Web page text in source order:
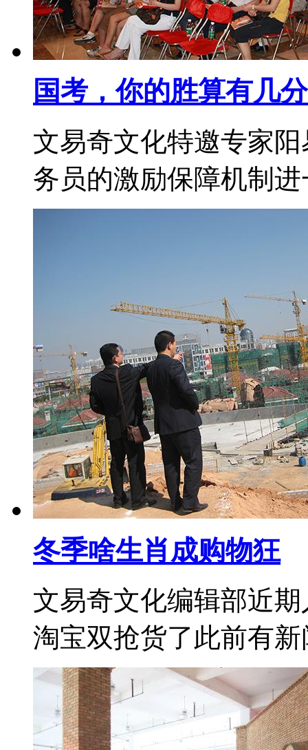
国考，你的胜算有几分
文易奇文化特邀专家
务员的激励保障机制
冬季啥生肖成购物狂
文易奇文化编辑部近
淘宝双抢货了此前有